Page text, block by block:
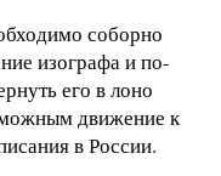
соборно
изографа и по-
его в лоно
движение к
в России.